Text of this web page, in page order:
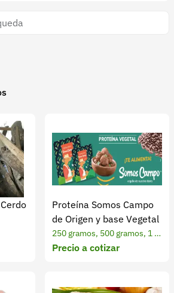
Proteína Somos Campo
de Origen y base Vegetal
250 gramos, 500 gramos, 1 Ki
logramo y 5 Kilogramos
Precio a cotizar